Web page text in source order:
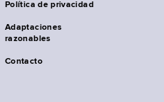
Política de privacidad
Adaptaciones
razonables
Contacto